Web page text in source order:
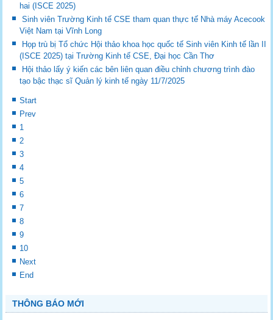
hai (ISCE 2025)
Sinh viên Trường Kinh tế CSE tham quan thực tế Nhà máy Acecook
Việt Nam tại Vĩnh Long
Họp trù bị Tổ chức Hội thảo khoa học quốc tế Sinh viên Kinh tế lần II
(ISCE 2025) tại Trường Kinh tế CSE, Đại học Cần Thơ
Hội thảo lấy ý kiến các bên liên quan điều chỉnh chương trình đào
tạo bậc thạc sĩ Quản lý kinh tế ngày 11/7/2025
Start
Prev
1
2
3
4
5
6
7
8
9
10
Next
End
THÔNG BÁO MỚI